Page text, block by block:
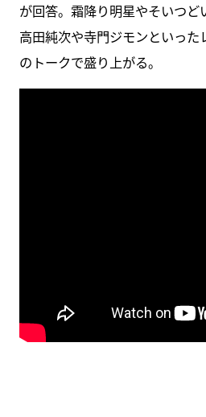
が回答。霜降り明星やそいつど
高田純次や寺門ジモンといっ
のトークで盛り上がる。